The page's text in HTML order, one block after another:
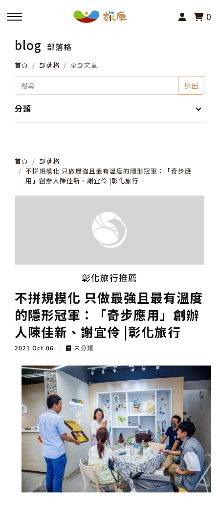
0
回主選單
活動報名
小旅行及主題導覽
其他活動
blog 部落格
首頁 部落格 全部文章
送出
分類
首頁
部落格
不拼規模化 只做最強且最有溫度的隱形冠軍：「奇步應
用」創辦人陳佳新、謝宜伶 |彰化旅行
彰化旅行推薦
不拼規模化 只做最強且最有溫度
的隱形冠軍：「奇步應用」創辦
人陳佳新、謝宜伶 |彰化旅行
2021 Oct 06 未分類